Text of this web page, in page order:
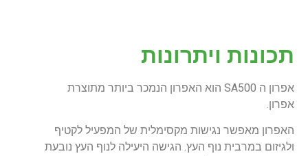
תכונות ויתרונות
אפרון ה SA500 הוא האפרון הנמכר ביותר מתוצרת
אפרון.
האפרון מאפשר נגישות מקסימלית של המפעיל לקטיף
ולגיזום במרבית נוף העץ. הגישה היעילה לנוף העץ נובעת